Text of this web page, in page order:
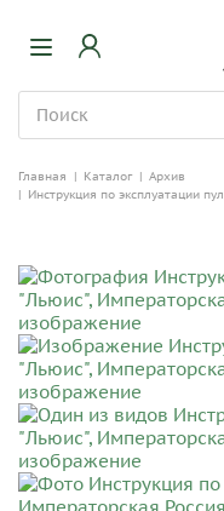
Главная | Каталог | Архив
| Инструкция по эксплуатации